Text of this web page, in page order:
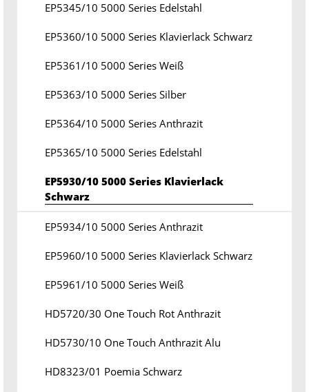
EP5345/10 5000 Series Edelstahl
EP5360/10 5000 Series Klavierlack Schwarz
EP5361/10 5000 Series Weiß
EP5363/10 5000 Series Silber
EP5364/10 5000 Series Anthrazit
EP5365/10 5000 Series Edelstahl
EP5930/10 5000 Series Klavierlack
Schwarz
EP5934/10 5000 Series Anthrazit
EP5960/10 5000 Series Klavierlack Schwarz
EP5961/10 5000 Series Weiß
HD5720/30 One Touch Rot Anthrazit
HD5730/10 One Touch Anthrazit Alu
HD8323/01 Poemia Schwarz